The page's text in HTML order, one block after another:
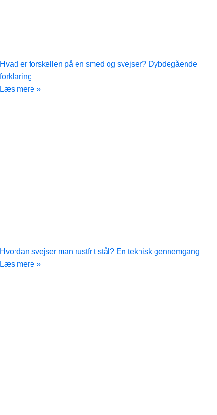
Hvad er forskellen på en smed og svejser? Dybdegående
forklaring
Læs mere »
Hvordan svejser man rustfrit stål? En teknisk gennemgang
Læs mere »